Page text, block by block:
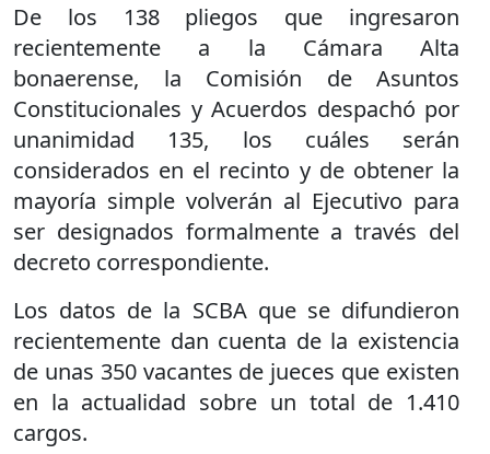
De los 138 pliegos que ingresaron
recientemente a la Cámara Alta
bonaerense, la Comisión de Asuntos
Constitucionales y Acuerdos despachó por
unanimidad 135, los cuáles serán
considerados en el recinto y de obtener la
mayoría simple volverán al Ejecutivo para
ser designados formalmente a través del
decreto correspondiente.
Los datos de la SCBA que se difundieron
recientemente dan cuenta de la existencia
de unas 350 vacantes de jueces que existen
en la actualidad sobre un total de 1.410
cargos.